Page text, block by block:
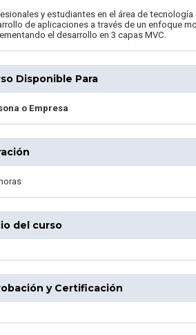
y estudiantes en el área de
de aplicaciones a través de un enfoque
el desarrollo en 3 capas MVC.
Disponible Para
o Empresa
del curso
y Certificación